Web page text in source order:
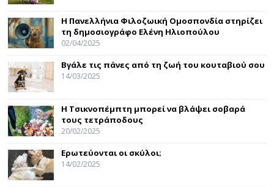
Η Πανελλήνια Φιλοζωική Ομοσπονδία στηρίζει
τη δημοσιογράφο Ελένη Ηλιοπούλου
02/04/2025
Βγάλε τις πάνες από τη ζωή του κουταβιού σου
14/03/2025
Η Τσικνοπέμπτη μπορεί να βλάψει σοβαρά
τους τετράποδους
20/02/2025
Ερωτεύονται οι σκύλοι;
14/02/2025